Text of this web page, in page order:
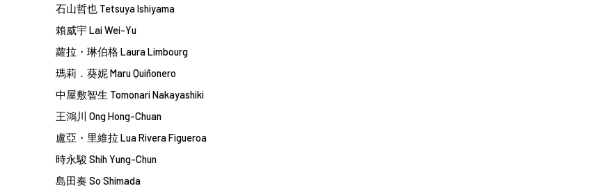
石山哲也 TetsuyaIshiyama
賴威宇 Lai Wei-Yu
蘿拉・琳伯格 Laura Limbourg
瑪莉．葵妮 Maru Quiñonero
中屋敷智生 TomonariNakayashiki
王鴻川 Ong Hong-Chuan
盧亞・里維拉 Lua Rivera Figueroa
時永駿 Shih Yung-Chun
島田奏 So Shimada